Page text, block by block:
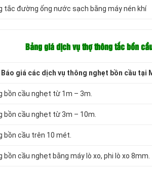
tắc đường ống nước sạch bằng máy nén khí
Bảng giá dịch vụ thợ thông tắc bồn
Báo giá các dịch vụ thông nghẹt bồn cầu tại
bồn cầu nghẹt từ 1m – 3m.
bồn cầu nghẹt từ 3m – 10m.
bồn cầu trên 10 mét.
bồn cầu nghẹt bằng máy lò xo, phi lò xo 8mm.